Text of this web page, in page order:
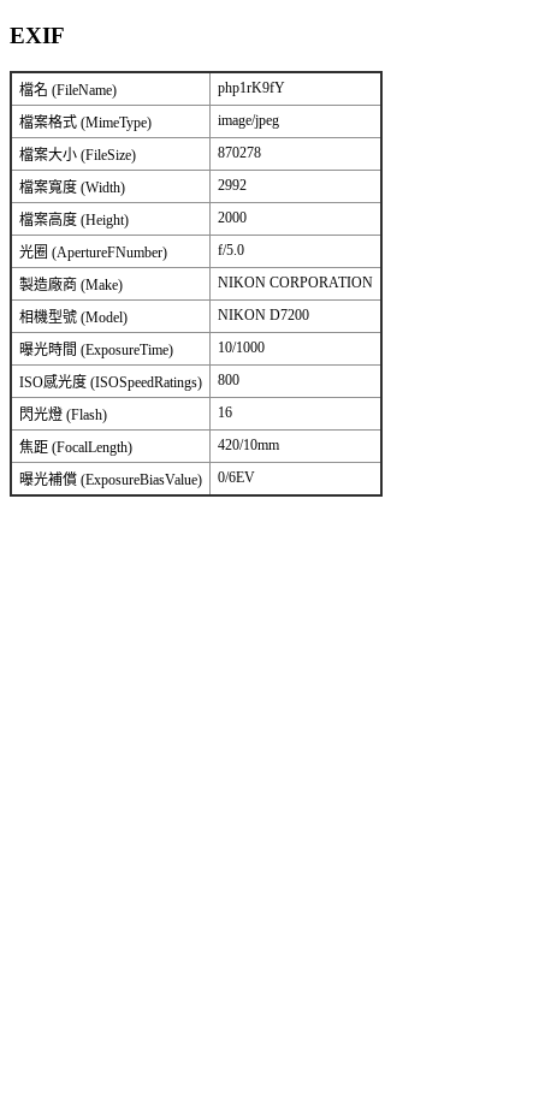
EXIF
檔名 (FileName) php1rK9fY
檔案格式 (MimeType) image/jpeg
檔案大小 (FileSize) 870278
檔案寬度 (Width) 2992
檔案高度 (Height) 2000
光圈 (ApertureFNumber) f/5.0
製造廠商 (Make) NIKON CORPORATION
相機型號 (Model) NIKON D7200
曝光時間 (ExposureTime) 10/1000
ISO感光度 (ISOSpeedRatings) 800
閃光燈 (Flash) 16
焦距 (FocalLength) 420/10mm
曝光補償 (ExposureBiasValue) 0/6EV